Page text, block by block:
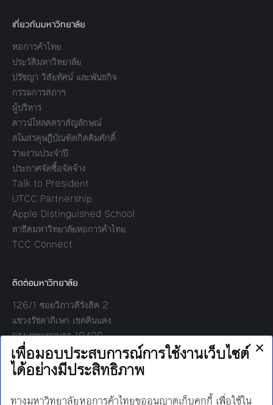
เกี่ยวกับมหาวิทยาลัย
หอการค้าไทย
ประวัติมหาวิทยาลัย
ปรัชญา วิสัยทัศน์ และพันธกิจ
กรรมการสภาฯ
ผู้บริหาร
ดาวน์โหลดตราสัญลักษณ์
สโมสรดุษฎีบัณฑิตกิตติมศักดิ์
รายงานประจำปี
ประกาศจัดซื้อจัดจ้าง
Talk to President
UTCC Partnership
Apple Distinguished School
สาธิตมหาวิทยาลัยหอการค้าไทย
TCC Connect
ติดต่อมหาวิทยาลัย
126/1 ซอยวิภาวดีรังสิต 2
แขวงรัชดาภิเษก เขตดินแดง
กรุงเทพมหานคร 10400
โทร:
02-697-6000
เวลาทำการ: